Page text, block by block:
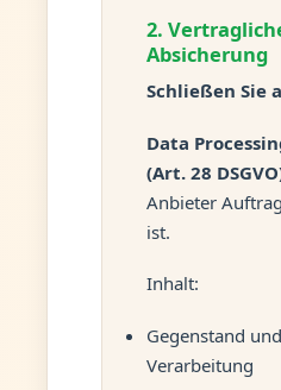
2.
Absicherung
Schließen Sie
Data
(Art. 28
Anbieter
ist.
Inhalt:
Gegenstand
Verarbeitung